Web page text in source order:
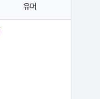
유머